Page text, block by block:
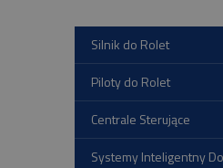
Silnik do Rolet
Piloty do Rolet
Centrale Sterujące
Systemy Inteligentny